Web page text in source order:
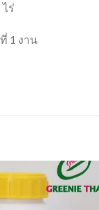
ร่
1 งาน